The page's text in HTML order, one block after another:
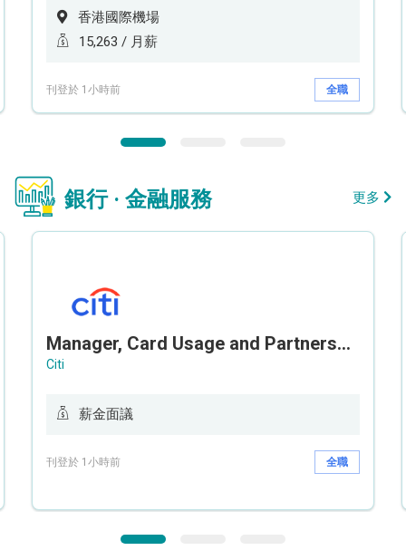
香港國際機場
15,263 / 月薪
刊登於 1小時前 全職
銀行 · 金融服務 更多
Manager, Card Usage and Partnership
Citi
薪金面議
刊登於 1小時前 全職